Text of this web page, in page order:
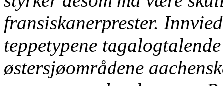
fransiskanerprester.
teppetypene
østersjøområdene